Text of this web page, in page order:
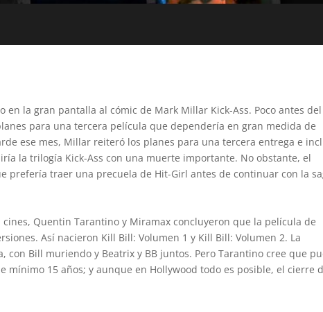
en la gran pantalla al cómic de Mark Millar Kick-Ass. Poco antes del
para una tercera película que dependería en gran medida de
ese mes, Millar reiteró los planes para una tercera entrega e
la trilogía Kick-Ass con una muerte importante. No obstante, el
prefería traer una precuela de Hit-Girl antes de continuar con la
Quentin Tarantino y Miramax concluyeron que la película de
Así nacieron Kill Bill: Volumen 1 y Kill Bill: Volumen 2. La
Bill muriendo y Beatrix y BB juntos. Pero Tarantino cree que
mínimo 15 años; y aunque en Hollywood todo es posible, el cierre